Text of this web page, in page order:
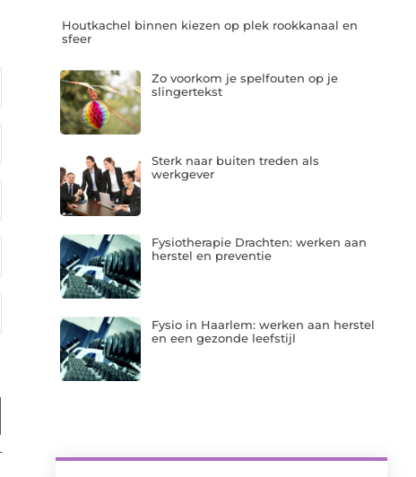
Houtkachel binnen kiezen op plek rookkanaal en
sfeer
Zo voorkom je spelfouten op je
slingertekst
Sterk naar buiten treden als
werkgever
Fysiotherapie Drachten: werken aan
herstel en preventie
Fysio in Haarlem: werken aan herstel
en een gezonde leefstijl